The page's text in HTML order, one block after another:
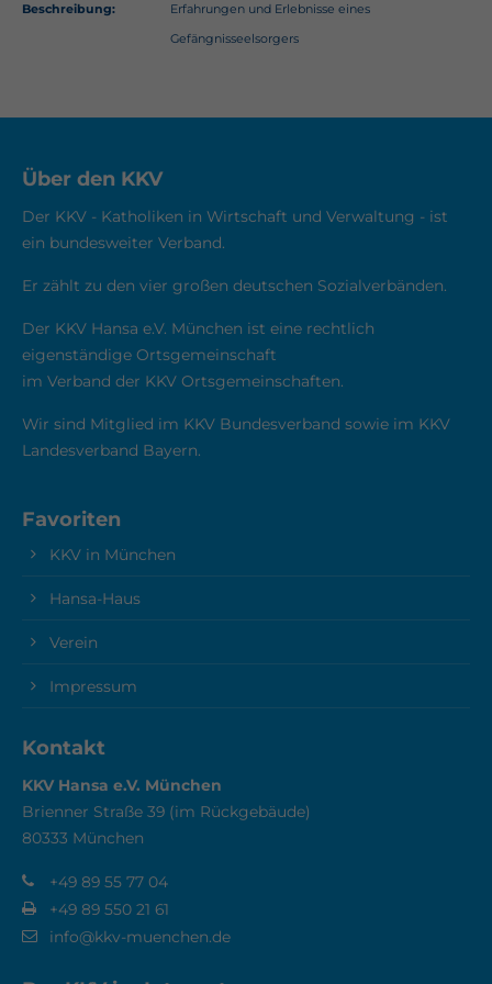
About us
massa. Cum sociis natoque penatibus et magnis
Donec quam felis, ultricies nec.
Beschreibung:
Erfahrungen und Erlebnisse eines
Gefängnisseelsorgers
Über den KKV
Der KKV - Katholiken in Wirtschaft und Verwaltung - ist
ein bundesweiter Verband.
Er zählt zu den vier großen deutschen Sozialverbänden.
Der KKV Hansa e.V. München ist eine rechtlich
eigenständige Ortsgemeinschaft
im Verband der KKV Ortsgemeinschaften.
Wir sind Mitglied im KKV Bundesverband sowie im KKV
Landesverband Bayern.
Favoriten
KKV in München
Hansa-Haus
Verein
Impressum
Kontakt
KKV Hansa e.V. München
Brienner Straße 39 (im Rückgebäude)
80333 München
+49 89 55 77 04
+49 89 550 21 61
info@kkv-muenchen.de